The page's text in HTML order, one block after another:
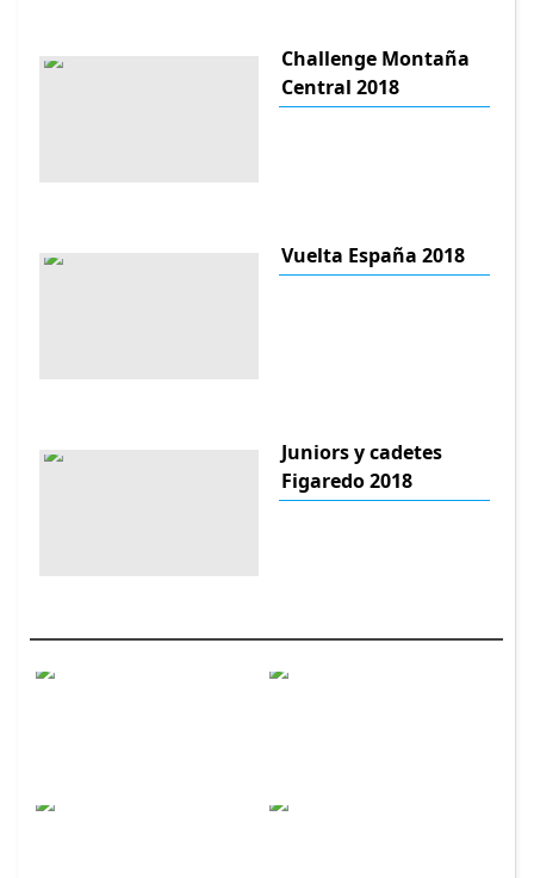
Challenge Montaña
Central 2018
Vuelta España 2018
Juniors y cadetes
Figaredo 2018